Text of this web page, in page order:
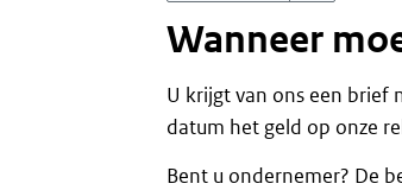
Wanneer
U krijgt van ons een brief
datum het geld op onze
Bent u ondernemer? De